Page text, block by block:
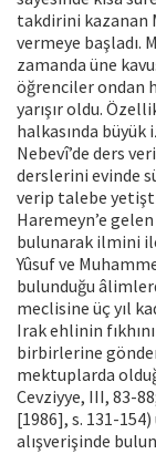
takdirini kazanan
vermeye başladı.
zamanda üne
öğrenciler ondan
yarışır oldu.
halkasında büyük
Nebevî’de ders
derslerini evinde
verip talebe
Haremeyn’e
bulunarak ilmini
Yûsuf ve
bulunduğu
meclisine üç yıl
Irak ehlinin
birbirlerine
mektuplarda
Cevziyye, III, 83-
[1986], s. 131-
alışverişinde